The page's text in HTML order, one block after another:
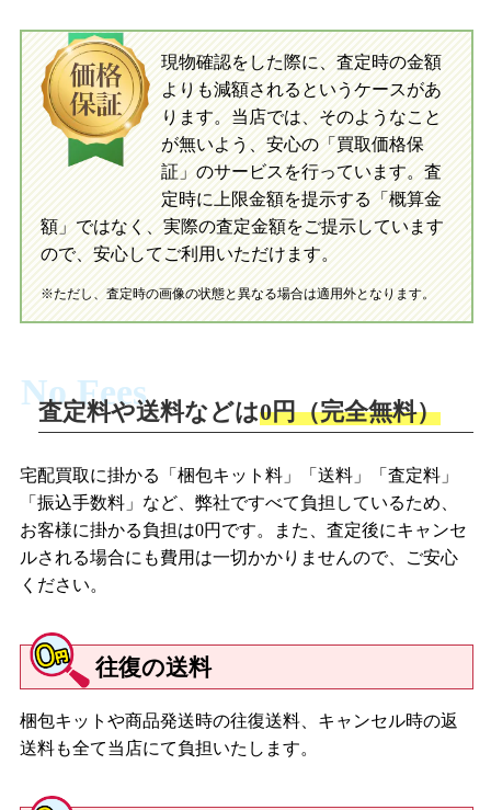
当店に査定したおもちゃがご到着後、ご
指定の口座に即日入金可能です。
買取の流れ 写真の撮影方法
当店に査定したおもちゃがご到着後、ご
指定の口座に即日入金可能です。
初めての方へ LINE査定の流れ 写真の撮影方法
現物確認をした際に、査定時の金額
よりも減額されるというケースがあ
ります。当店では、そのようなこと
が無いよう、安心の「買取価格保
証」のサービスを行っています。査
定時に上限金額を提示する「概算金
額」ではなく、実際の査定金額をご提示しています
ので、安心してご利用いただけます。
※ただし、査定時の画像の状態と異なる場合は適用外となります。
No Fees
査定料や送料などは0円（完全無料）
宅配買取に掛かる「梱包キット料」「送料」「査定料」
「振込手数料」など、弊社ですべて負担しているため、
お客様に掛かる負担は0円です。また、査定後にキャンセ
ルされる場合にも費用は一切かかりませんので、ご安心
ください。
往復の送料
梱包キットや商品発送時の往復送料、キャンセル時の返
送料も全て当店にて負担いたします。